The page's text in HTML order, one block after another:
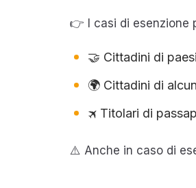
👉 I casi di esenzione
🤝 Cittadini di
🌍 Cittadini di
🛪 Titolari di
⚠️ Anche in caso di